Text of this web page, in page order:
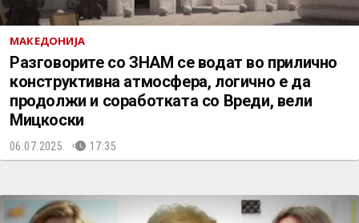
МАКЕДОНИЈА
Разговорите со ЗНАМ се водат во прилично
конструктивна атмосфера, логично е да
продолжи и соработката со Вреди, вели
Мицкоски
06.07.2025. 17:35